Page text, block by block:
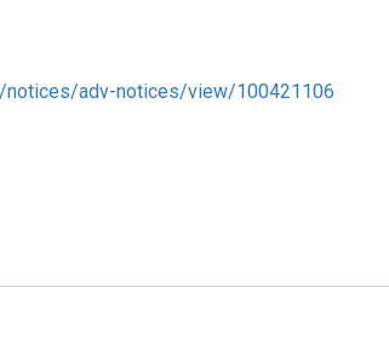
adv-notices/view/100421106